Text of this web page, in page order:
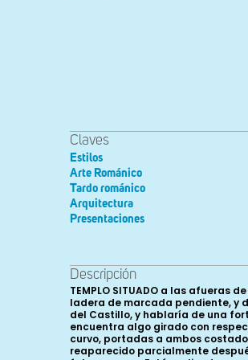
Claves
Estilos
Arte Románico
Tardo románico
Arquitectura
Presentaciones
Descripción
TEMPLO SITUADO a las afueras de la localidad, en paraje aislado, sin construcciones en su entorno; el terreno en que se asienta está elevado con respecto al caserío, en una ladera de marcada pendiente, y donde todavía se perciben restos de alguna construcción anterior que quizá respondiese a una advocación anterior de esta iglesia, Santa María del Castillo, y hablaría de una fortificación; estas circunstancias quizá sean la causa de presentar una disposición anómala para un templo cristiano, puesto que su eje se encuentra algo girado con respecto a la canónica ordenación oriente-occidente. En origen presentaba una estructura de nave única, con cabecera compuesta de tramo recto y curvo, portadas a ambos costados y torre adosada al muro septentrional en cuyo cuerpo bajo se sitúa el baptisterio; posteriormente se dispuso un pórtico meridional, que ha reaparecido parcialmente después de una restauración y más tarde se abrieron las capillas laterales en el tramo recto de la cabecera, presentando ahora una disposición de falso crucero. Está realizado con una combinación de materiales, destacando el empleo de la sillería aunque también se constata la presencia de bandas de mampostería tanto en el muro de los pies como en la torre. Al exterior, la cabecera está realizada íntegramente en sillería y organiza sus muros en tres calles por semicolumnas que entregan en la cornisa sin ningún otro elemento de intermediación; presenta tres vanos de idéntica composición, siendo esta un arco doblado de medio punto, estando el exterior enrasado con el paramento, con perfil de arista viva, y el interior presentando un grueso baquetón. Debían apear estos arcos en columnas cuyos fustes han desaparecido, conservando los capiteles y cimacios; en el ejemplo más septentrional se sitúan una pareja de leones, deteriorados, y un motivo vegetal de gruesas hojas lisas que llenan toda